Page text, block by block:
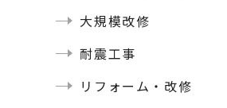
大規模改修
耐震工事
リフォーム・改修